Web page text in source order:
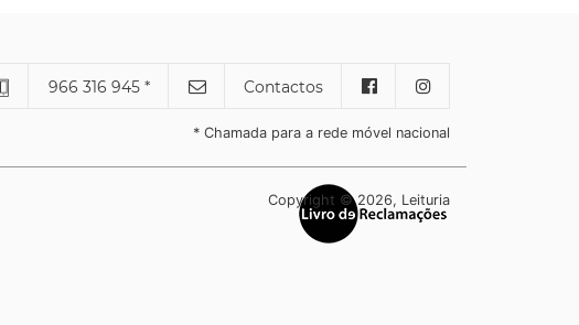
966 316 945 * Contactos
* Chamada para a rede móvel nacional
Copyright © 2026, Leituria